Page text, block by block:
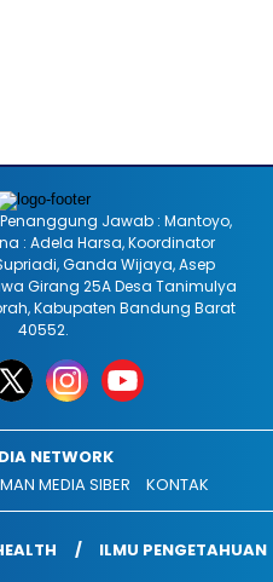
Jawab : Mantoyo,
: Adela Harsa, Koordinator
Ganda Wijaya, Asep
Girang 25A Desa Tanimulya
Kabupaten Bandung Barat
40552.
NETWORK
MEDIA SIBER KONTAK
ILMU PENGETAHUAN